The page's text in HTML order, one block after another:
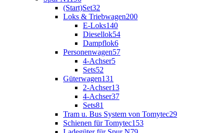
(Start)Set32
Loks & Triebwagen200
E-Loks140
Diesellok54
Dampflok6
Personenwagen57
4-Achser5
Sets52
Güterwagen131
2-Achser13
4-Achser37
Sets81
Tram u. Bus System von Tomytec29
Schienen für Tomytec153